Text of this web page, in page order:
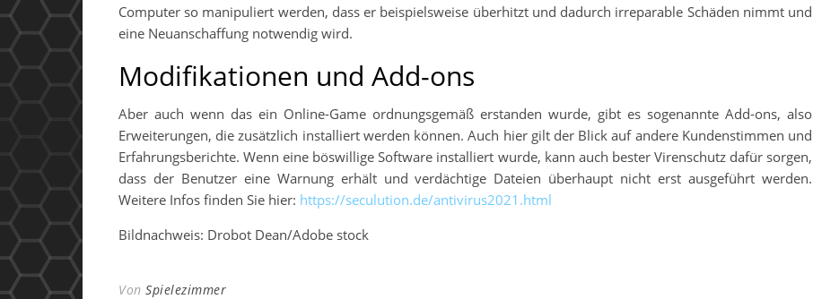
Computer so manipuliert werden, dass er beispielsweise überhitzt und dadurch irreparable Schäden nimmt und
eine Neuanschaffung notwendig wird.
Modifikationen und Add-ons
Aber auch wenn das ein Online-Game ordnungsgemäß erstanden wurde, gibt es sogenannte Add-ons, also
Erweiterungen, die zusätzlich installiert werden können. Auch hier gilt der Blick auf andere Kundenstimmen und
Erfahrungsberichte. Wenn eine böswillige Software installiert wurde, kann auch bester Virenschutz dafür sorgen,
dass der Benutzer eine Warnung erhält und verdächtige Dateien überhaupt nicht erst ausgeführt werden.
Weitere Infos finden Sie hier: https://seculution.de/antivirus2021.html
Bildnachweis: Drobot Dean/Adobe stock
Von Spielezimmer